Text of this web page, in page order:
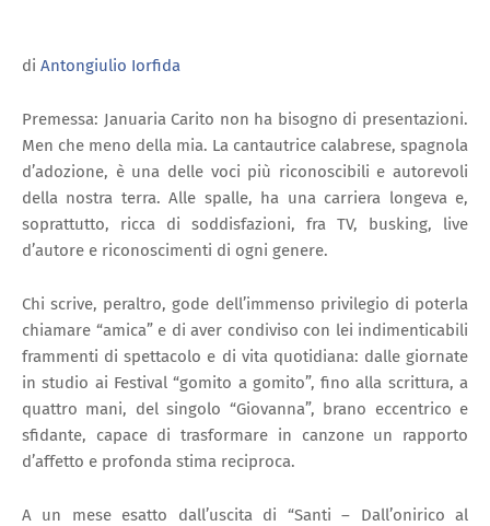
di Antongiulio Iorfida
Premessa: Januaria Carito non ha bisogno di presentazioni.
Men che meno della mia. La cantautrice calabrese, spagnola
d’adozione, è una delle voci più riconoscibili e autorevoli
della nostra terra. Alle spalle, ha una carriera longeva e,
soprattutto, ricca di soddisfazioni, fra TV, busking, live
d’autore e riconoscimenti di ogni genere.
Chi scrive, peraltro, gode dell’immenso privilegio di poterla
chiamare “amica” e di aver condiviso con lei indimenticabili
frammenti di spettacolo e di vita quotidiana: dalle giornate
in studio ai Festival “gomito a gomito”, fino alla scrittura, a
quattro mani, del singolo “Giovanna”, brano eccentrico e
sfidante, capace di trasformare in canzone un rapporto
d’affetto e profonda stima reciproca.
A un mese esatto dall’uscita di “Santi – Dall’onirico al